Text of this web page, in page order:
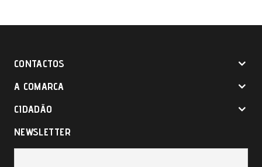
CONTACTOS
A COMARCA
CIDADÃO
NEWSLETTER